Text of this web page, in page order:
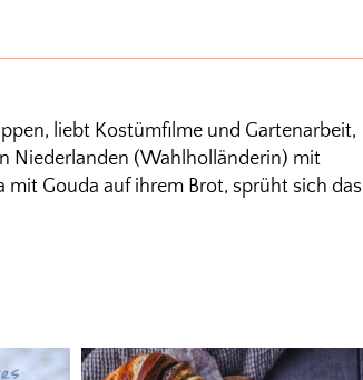
liebt Kostümfilme und Gartenarbeit,
Niederlanden (Wahlholländerin) mit
mit Gouda auf ihrem Brot, sprüht sich das